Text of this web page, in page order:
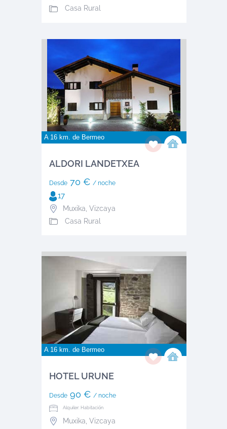
Casa Rural
A 16 km. de Bermeo
ALDORI LANDETXEA
Desde70 € / noche
17
Muxika Vizcaya
Casa Rural
A 16 km. de Bermeo
HOTEL URUNE
Desde90 € / noche
Alquiler: Habitación
Muxika Vizcaya